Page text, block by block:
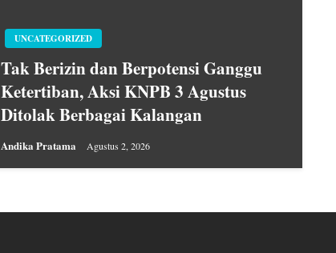
UNCATEGORIZED
Tak Berizin dan Berpotensi Ganggu
Ketertiban, Aksi KNPB 3 Agustus
Ditolak Berbagai Kalangan
Andika Pratama Agustus 2, 2026